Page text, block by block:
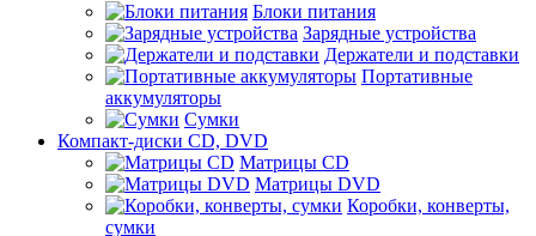
Блоки питания
Зарядные устройства
Держатели и подставки
Портативные
аккумуляторы
Сумки
Компакт-диски CD, DVD
Матрицы CD
Матрицы DVD
Коробки, конверты,
сумки